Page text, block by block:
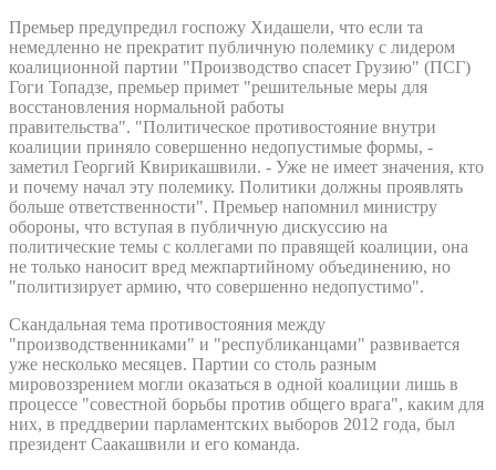
Премьер предупредил госпожу Хидашели, что если та
немедленно не прекратит публичную полемику с лидером
коалиционной партии "Производство спасет Грузию" (ПСГ)
Гоги Топадзе, премьер примет "решительные меры для
восстановления нормальной работы
правительства". "Политическое противостояние внутри
коалиции приняло совершенно недопустимые формы, -
заметил Георгий Квирикашвили. - Уже не имеет значения, кто
и почему начал эту полемику. Политики должны проявлять
больше ответственности". Премьер напомнил министру
обороны, что вступая в публичную дискуссию на
политические темы с коллегами по правящей коалиции, она
не только наносит вред межпартийному объединению, но
"политизирует армию, что совершенно недопустимо".
Скандальная тема противостояния между
"производственниками" и "республиканцами" развивается
уже несколько месяцев. Партии со столь разным
мировоззрением могли оказаться в одной коалиции лишь в
процессе "совестной борьбы против общего врага", каким для
них, в преддверии парламентских выборов 2012 года, был
президент Саакашвили и его команда.